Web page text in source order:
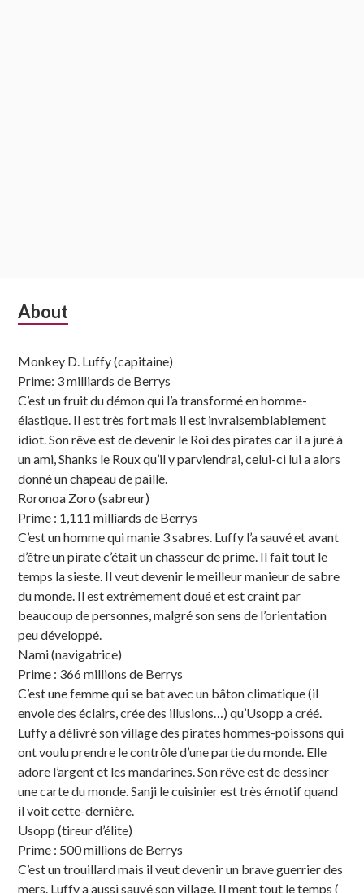
Subsidiary
About
Monkey D. Luffy (capitaine)
Prime: 3 milliards de Berrys
C’est un fruit du démon qui l’a transformé en homme-
élastique. Il est très fort mais il est invraisemblablement
idiot. Son rêve est de devenir le Roi des pirates car il a juré à
un ami, Shanks le Roux qu’il y parviendrai, celui-ci lui a alors
donné un chapeau de paille.
Roronoa Zoro (sabreur)
Prime : 1,111 milliards de Berrys
C’est un homme qui manie 3 sabres. Luffy l’a sauvé et avant
d’être un pirate c’était un chasseur de prime. Il fait tout le
temps la sieste. Il veut devenir le meilleur manieur de sabre
du monde. Il est extrêmement doué et est craint par
beaucoup de personnes, malgré son sens de l’orientation
peu développé.
Nami (navigatrice)
Prime : 366 millions de Berrys
C’est une femme qui se bat avec un bâton climatique (il
envoie des éclairs, crée des illusions…) qu’Usopp a créé.
Luffy a délivré son village des pirates hommes-poissons qui
ont voulu prendre le contrôle d’une partie du monde. Elle
adore l’argent et les mandarines. Son rêve est de dessiner
une carte du monde. Sanji le cuisinier est très émotif quand
il voit cette-dernière.
Usopp (tireur d’élite)
Prime : 500 millions de Berrys
C’est un trouillard mais il veut devenir un brave guerrier des
mers. Luffy a aussi sauvé son village. Il ment tout le temps (